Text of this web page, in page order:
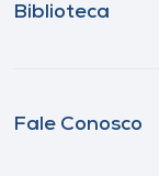
Biblioteca
Fale Conosco